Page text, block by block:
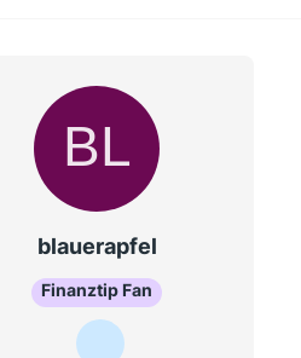
blauerapfel
Finanztip Fan